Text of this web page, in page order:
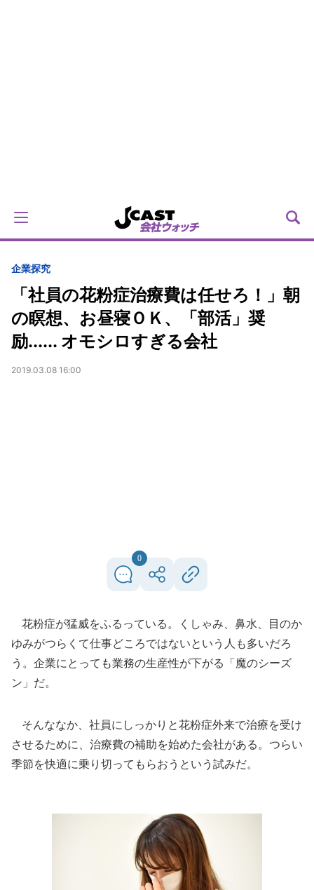
企業探究
「社員の花粉症治療費は任せろ！」朝
の瞑想、お昼寝ＯＫ、「部活」奨
励...... オモシロすぎる会社
2019.03.08 16:00
0
花粉症が猛威をふるっている。くしゃみ、鼻水、目のか
ゆみがつらくて仕事どころではないという人も多いだろ
う。企業にとっても業務の生産性が下がる「魔のシーズ
ン」だ。
そんななか、社員にしっかりと花粉症外来で治療を受け
させるために、治療費の補助を始めた会社がある。つらい
季節を快適に乗り切ってもらおうという試みだ。